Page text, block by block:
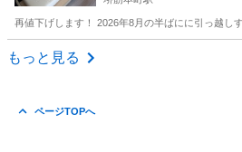
再値下げします！ 2026年8月の半ばにに引っ越し
大阪 大阪市
もっと見る
ページTOPへ